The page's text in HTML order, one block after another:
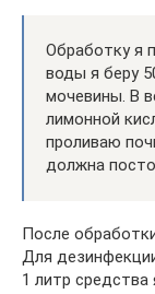
Обработку я
воды я беру
мочевины. В
лимонной
проливаю
должна
После
Для
1 литр